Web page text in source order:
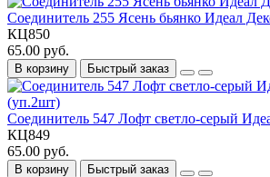
Соединитель 255 Ясень бьянко Идеал
КЦ850
65.00 руб.
В корзину Быстрый заказ
Соединитель 547 Лофт светло-серый
КЦ849
65.00 руб.
В корзину Быстрый заказ